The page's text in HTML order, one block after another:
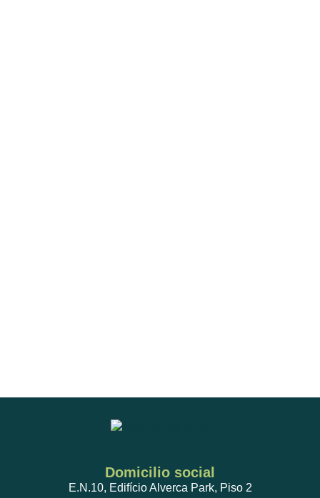
Domicilio social
E.N.10, Edifício Alverca Park, Piso 2